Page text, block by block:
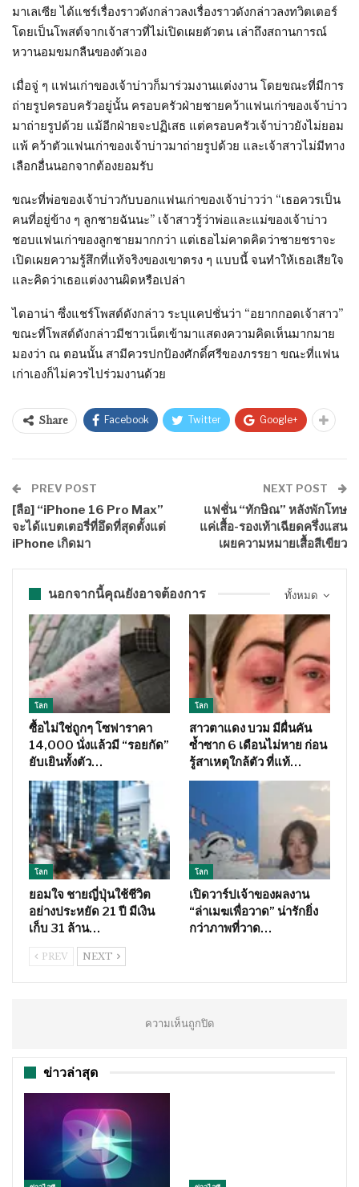
มาเลเซีย ได้แชร์เรื่องราวดังกล่าวลงเรื่องราวดังกล่าวลงทวิตเตอร์
โดยเป็นโพสต์จากเจ้าสาวที่ไม่เปิดเผยตัวตน เล่าถึงสถานการณ์
หวานอมขมกลืนของตัวเอง
เมื่อจู่ ๆ แฟนเก่าของเจ้าบ่าวก็มาร่วมงานแต่งงาน โดยขณะที่มีการ
ถ่ายรูปครอบครัวอยู่นั้น ครอบครัวฝ่ายชายคว้าแฟนเก่าของเจ้าบ่าว
มาถ่ายรูปด้วย แม้อีกฝ่ายจะปฏิเสธ แต่ครอบครัวเจ้าบ่าวยังไม่ยอม
แพ้ คว้าตัวแฟนเก่าของเจ้าบ่าวมาถ่ายรูปด้วย และเจ้าสาวไม่มีทาง
เลือกอื่นนอกจากต้องยอมรับ
ขณะที่พ่อของเจ้าบ่าวกับบอกแฟนเก่าของเจ้าบ่าวว่า “เธอควรเป็น
คนที่อยู่ข้าง ๆ ลูกชายฉันนะ” เจ้าสาวรู้ว่าพ่อและแม่ของเจ้าบ่าว
ชอบแฟนเก่าของลูกชายมากกว่า แต่เธอไม่คาดคิดว่าชายชราจะ
เปิดเผยความรู้สึกที่แท้จริงของเขาตรง ๆ แบบนี้ จนทำให้เธอเสียใจ
และคิดว่าเธอแต่งงานผิดหรือเปล่า
ไดอาน่า ซึ่งแชร์โพสต์ดังกล่าว ระบุแคปชั่นว่า “อยากกอดเจ้าสาว”
ขณะที่โพสต์ดังกล่าวมีชาวเน็ตเข้ามาแสดงความคิดเห็นมากมาย
มองว่า ณ ตอนนั้น สามีควรปกป้องศักดิ์ศรีของภรรยา ขณะที่แฟน
เก่าเองก็ไม่ควรไปร่วมงานด้วย
Share Facebook Twitter Google+
PREV POST
[ลือ] “iPhone 16 Pro Max”
จะได้แบตเตอรี่ที่อึดที่สุดตั้งแต่
iPhone เกิดมา
NEXT POST
แฟชั่น “ทักษิณ” หลังพักโทษ
แค่เสื้อ-รองเท้าเฉียดครึ่งแสน
เผยความหมายเสื้อสีเขียว
ทั้งหมด
นอกจากนี้คุณยังอาจต้องการ
โลก
ซื้อไม่ใช่ถูกๆ โซฟาราคา
14,000 นั่งแล้วมี “รอยกัด”
ยับเยินทั้งตัว…
โลก
สาวตาแดง บวม มีผื่นคัน
ซ้ำซาก 6 เดือนไม่หาย ก่อน
รู้สาเหตุใกล้ตัว ที่แท้…
โลก
ยอมใจ ชายญี่ปุ่นใช้ชีวิต
อย่างประหยัด 21 ปี มีเงิน
เก็บ 31 ล้าน…
โลก
เปิดวาร์ปเจ้าของผลงาน
“ล่าเมฆเพื่อวาด” น่ารักยิ่ง
กว่าภาพที่วาด…
PREV NEXT
ความเห็นถูกปิด
ข่าวล่าสุด